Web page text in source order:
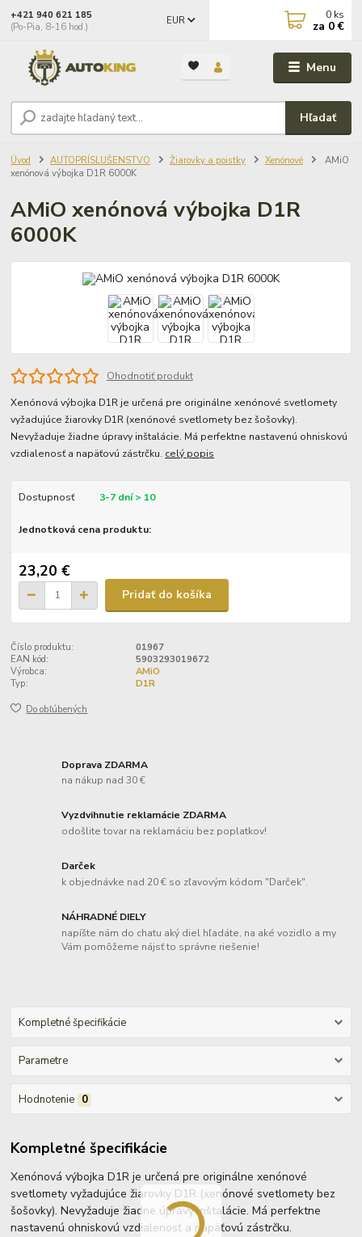
Menu
EUR
Hľadať
+421 940 621 185
(Po-Pia, 8-16 hod.)
0 ks
za 0 €
Úvod AUTOPRÍSLUŠENSTVO Žiarovky a poistky Xenónové
AMiO
xenónová výbojka D1R 6000K
AMiO xenónová výbojka D1R
6000K
Ohodnotiť produkt
Xenónová výbojka D1R je určená pre originálne xenónové svetlomety
vyžadujúce žiarovky D1R (xenónové svetlomety bez šošovky).
Nevyžaduje žiadne úpravy inštalácie. Má perfektne nastavenú ohniskovú
vzdialenosť a napäťovú zástrčku. celý popis
Dostupnosť 3-7 dní > 10
Jednotková cena produktu:
23,20 €
Pridať do košíka
Číslo produktu:
01967
EAN kód:
5903293019672
Výrobca:
AMiO
Typ:
D1R
Do obľúbených
Doprava ZDARMA
na nákup nad 30 €
Vyzdvihnutie reklamácie ZDARMA
odošlite tovar na reklamáciu bez poplatkov!
Darček
k objednávke nad 20 € so zľavovým kódom "Darček".
NÁHRADNÉ DIELY
napíšte nám do chatu aký diel hľadáte, na aké vozidlo a my
Vám pomôžeme nájsť to správne riešenie!
Kompletné špecifikácie
Parametre
Hodnotenie 0
Kompletné špecifikácie
Xenónová výbojka D1R je určená pre originálne xenónové
svetlomety vyžadujúce žiarovky D1R (xenónové svetlomety bez
šošovky). Nevyžaduje žiadne úpravy inštalácie. Má perfektne
nastavenú ohniskovú vzdialenosť a napäťovú zástrčku.